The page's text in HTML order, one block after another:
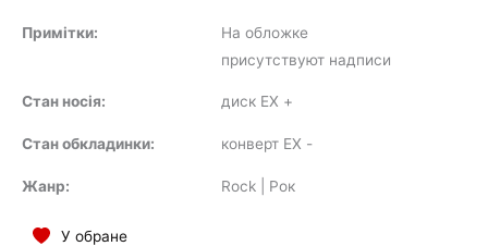
Примітки:
На обложке
присутствуют надписи
Стан носія: диск EX +
Стан обкладинки: конверт EX -
Жанр: Rock | Рок
У обране